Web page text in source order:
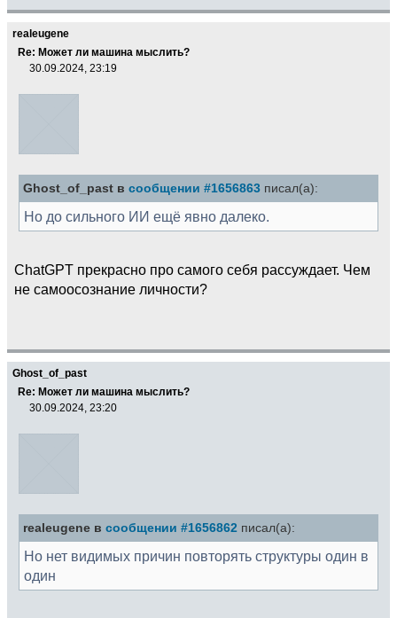
realeugene
Re: Может ли машина мыслить?
30.09.2024, 23:19
Ghost_of_past в сообщении #1656863 писал(а):
Но до сильного ИИ ещё явно далеко.
ChatGPT прекрасно про самого себя рассуждает. Чем
не самоосознание личности?
Ghost_of_past
Re: Может ли машина мыслить?
30.09.2024, 23:20
realeugene в сообщении #1656862 писал(а):
Но нет видимых причин повторять структуры один в
один